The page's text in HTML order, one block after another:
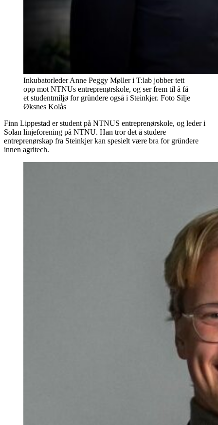
Inkubatorleder Anne Peggy Møller i T:lab jobber tett
opp mot NTNUs entreprenørskole, og ser frem til å få
et studentmiljø for gründere også i Steinkjer. Foto Silje
Øksnes Kolås
Finn Lippestad er student på NTNUS entreprenørskole, og leder i
Solan linjeforening på NTNU. Han tror det å studere
entreprenørskap fra Steinkjer kan spesielt være bra for gründere
innen agritech.